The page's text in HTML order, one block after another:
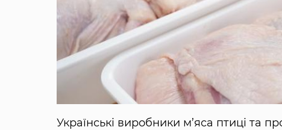
Українські виробники м’яса птиці та